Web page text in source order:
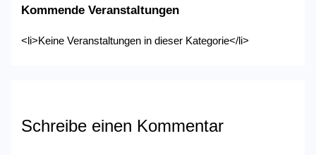
Kommende Veranstaltungen
<li>Keine Veranstaltungen in dieser Kategorie</li>
Schreibe einen Kommentar